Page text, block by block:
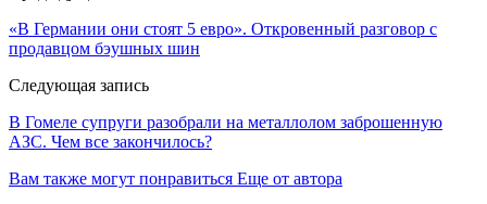
«В Германии они стоят 5 евро». Откровенный разговор с
продавцом бэушных шин
Следующая запись
В Гомеле супруги разобрали на металлолом заброшенную
АЗС. Чем все закончилось?
Вам также могут понравиться Еще от автора